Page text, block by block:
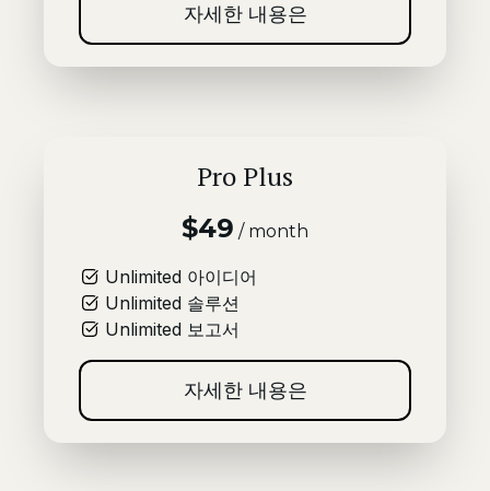
자세한 내용은
Pro Plus
$49 / month
Unlimited 아이디어
Unlimited 솔루션
Unlimited 보고서
자세한 내용은